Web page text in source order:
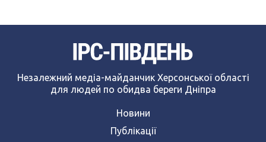
Незалежний медіа-майданчик Херсонської області
для людей по обидва береги Дніпра
Новини
Публікації